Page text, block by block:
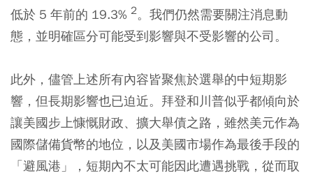
低於 5 年前的 19.3% 2。我們仍然需要關注消息動
態，並明確區分可能受到影響與不受影響的公司。
此外，儘管上述所有內容皆聚焦於選舉的中短期影
響，但長期影響也已迫近。拜登和川普似乎都傾向於
讓美國步上慷慨財政、擴大舉債之路，雖然美元作為
國際儲備貨幣的地位，以及美國市場作為最後手段的
「避風港」，短期內不太可能因此遭遇挑戰，從而取